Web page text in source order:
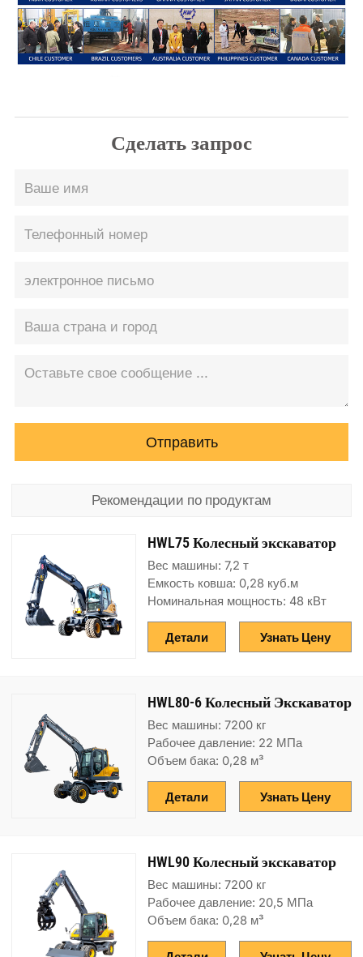
Сделать запрос
Отправить
Рекомендации по продуктам
HWL75 Колесный экскаватор
Вес машины: 7,2 т
Емкость ковша: 0,28 куб.м
Номинальная мощность: 48 кВт
Узнать Цену
Детали
HWL80-6 Колесный Экскаватор
Вес машины: 7200 кг
Рабочее давление: 22 МПа
Объем бака: 0,28 м³
Узнать Цену
Детали
HWL90 Колесный экскаватор
Вес машины: 7200 кг
Рабочее давление: 20,5 МПа
Объем бака: 0,28 м³